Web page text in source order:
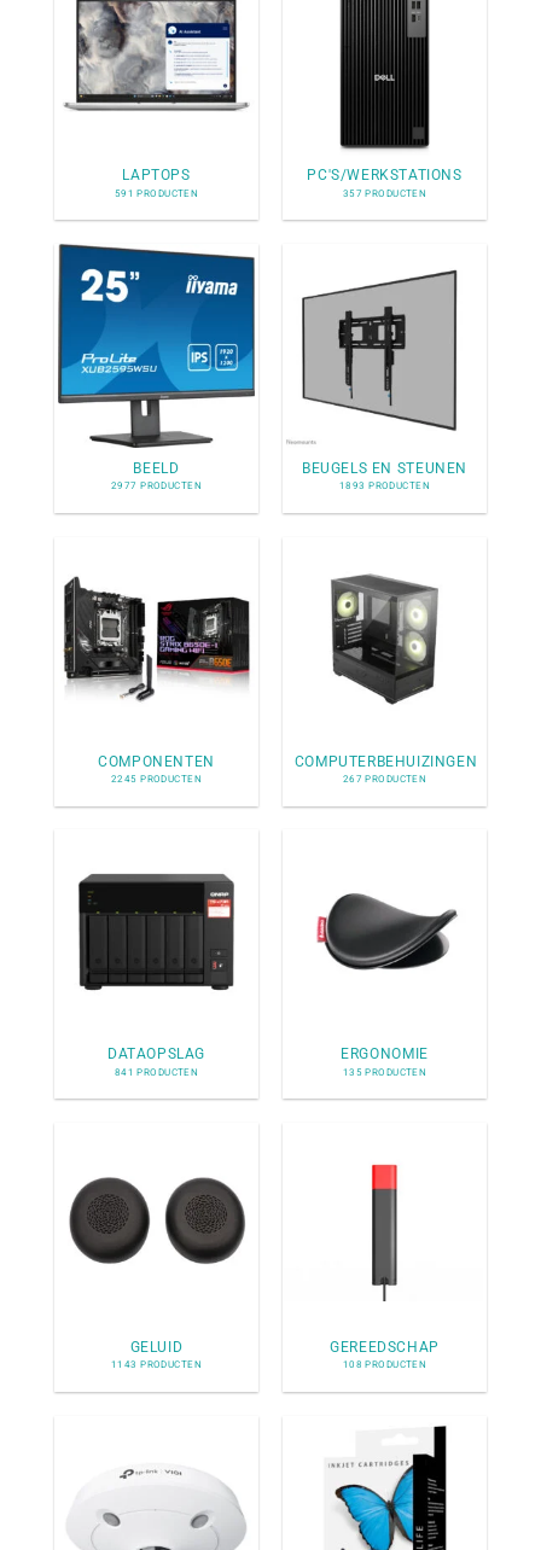
LAPTOPS
591 PRODUCTEN
PC'S/WERKSTATIONS
357 PRODUCTEN
BEELD
2977 PRODUCTEN
BEUGELS EN STEUNEN
1893 PRODUCTEN
COMPONENTEN
2245 PRODUCTEN
COMPUTERBEHUIZINGEN
267 PRODUCTEN
DATAOPSLAG
841 PRODUCTEN
ERGONOMIE
135 PRODUCTEN
GELUID
1143 PRODUCTEN
GEREEDSCHAP
108 PRODUCTEN